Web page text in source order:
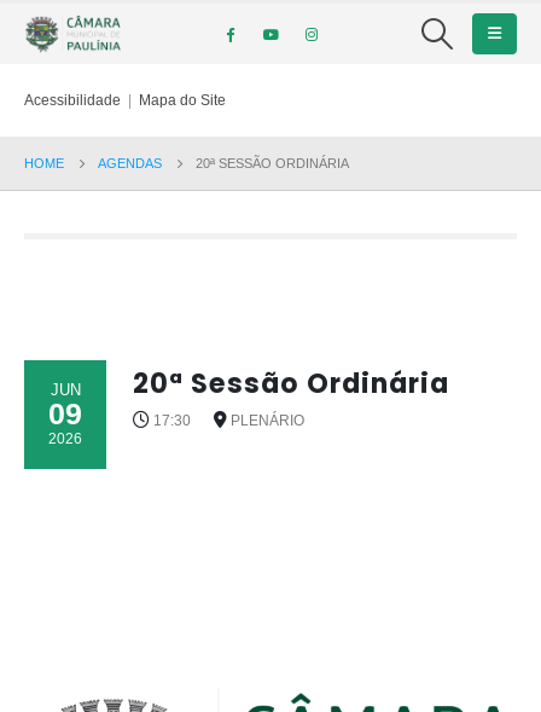
Acessibilidade | Mapa do Site
HOME AGENDAS 20ª SESSÃO ORDINÁRIA
JUN
09
2026
20ª Sessão Ordinária
17:30 PLENÁRIO